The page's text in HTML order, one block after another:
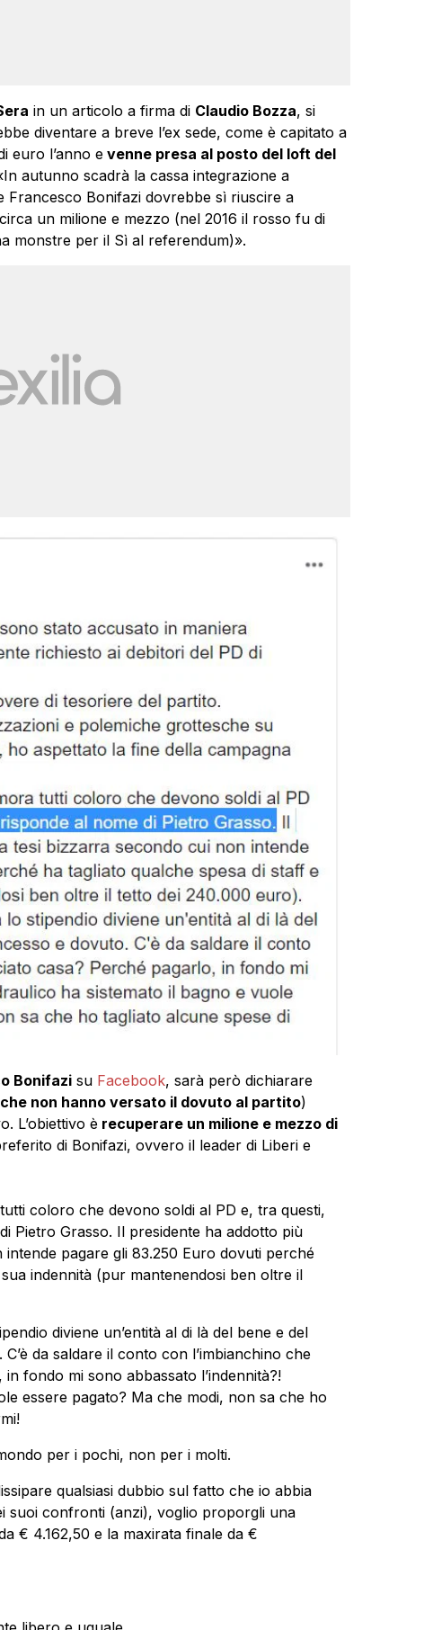
in un articolo a firma di Claudio Bozza, si
diventare a breve l’ex sede, come è capitato a
euro l’anno evenne presa al posto del loft del
autunno scadrà la cassa integrazione a
Francesco Bonifazi dovrebbe sì riuscire a
un milione e mezzo (nel 2016 il rosso fu di
monstre per il Sì al referendum)».
Bonifazisu Facebook, sarà però dichiarare
non hanno versato il dovuto al partito)
L’obiettivo èrecuperare un milione e mezzo di
di Bonifazi, ovvero il leader di Liberi e
coloro che devono soldi al PD e, tra questi,
Pietro Grasso. Il presidente ha addotto più
pagare gli 83.250 Euro dovuti perché
indennità (pur mantenendosi ben oltre il
diviene un’entità al di là del bene e del
da saldare il conto con l’imbianchino che
fondo mi sono abbassato l’indennità?!
essere pagato? Ma che modi, non sa che ho
per i pochi, non per i molti.
qualsiasi dubbio sul fatto che io abbia
suoi confronti (anzi), voglio proporgli una
€ 4.162,50 e la maxirata finale da €